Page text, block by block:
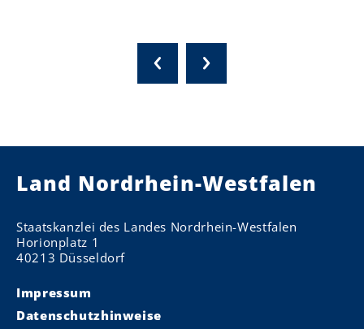
Land Nordrhein-Westfalen
Staatskanzlei des Landes Nordrhein-Westfalen
Horionplatz 1
40213 Düsseldorf
Impressum
Datenschutzhinweise